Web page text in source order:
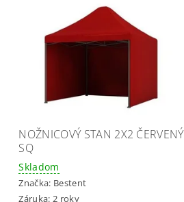
NOŽNICOVÝ STAN 2X2 ČERVENÝ
SQ
Skladom
Značka: Bestent
Záruka: 2 roky